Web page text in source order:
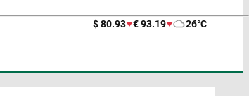
$ 80.93 € 93.19 26°C